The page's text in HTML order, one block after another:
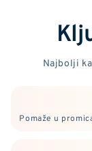
Najbolji
Pomaže u